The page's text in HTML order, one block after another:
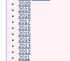
2020
2019
2018
2017
2016
2015
2014
2013
2012
2011